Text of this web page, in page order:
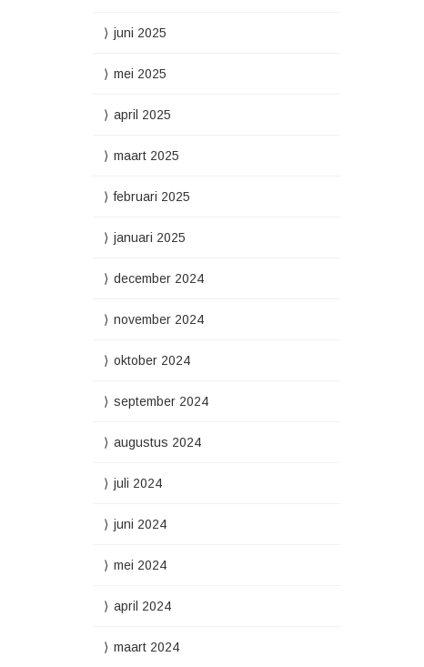
juni 2025
mei 2025
april 2025
maart 2025
februari 2025
januari 2025
december 2024
november 2024
oktober 2024
september 2024
augustus 2024
juli 2024
juni 2024
mei 2024
april 2024
maart 2024